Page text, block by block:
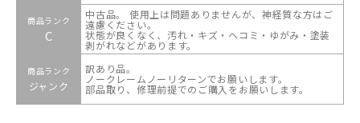
商品ランク
C
中古品。 使用上は問題ありませんが、神経質な方はご
遠慮ください。
状態が良くなく、汚れ・キズ・ヘコミ・ゆがみ・塗装
剥がれなどがあります。
商品ランク
ジャンク
訳あり品。
ノークレームノーリターンでお願いします。
部品取り、修理前提でのご購入をお願いします。